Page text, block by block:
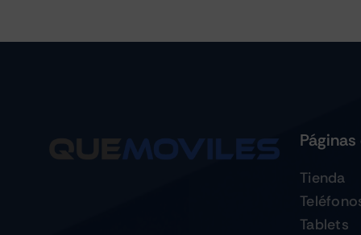
Tienda
Tablets